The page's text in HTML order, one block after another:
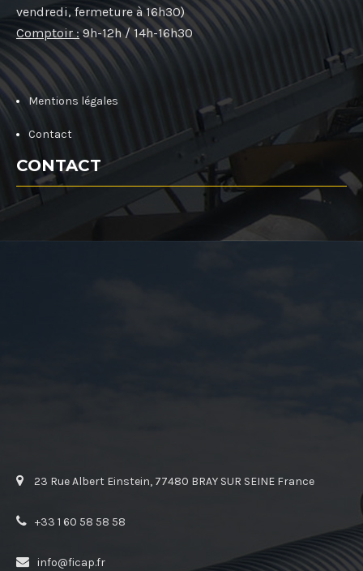
vendredi, fermeture à 16h30)
Comptoir : 9h-12h / 14h-16h30
Mentions légales
Contact
CONTACT
23 Rue Albert Einstein, 77480 BRAY SUR SEINE France
+33 1 60 58 58 58
info@ficap.fr